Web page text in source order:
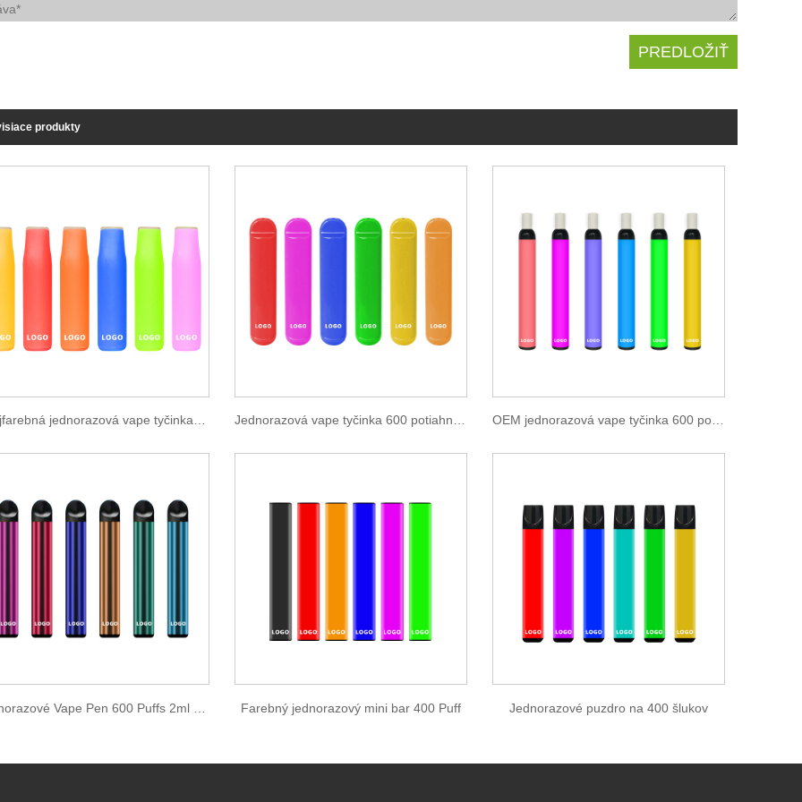
produkty
Dvojfarebná jednorazová vape tyčinka 400 ťahov Jednorazová vape tyčinka 600 potiahnutí OEM jednorazová vape tyčinka 600 potiahnutí
Farebný jednorazový mini bar 400 Puff Jednorazové puzdro na 400 šlukov